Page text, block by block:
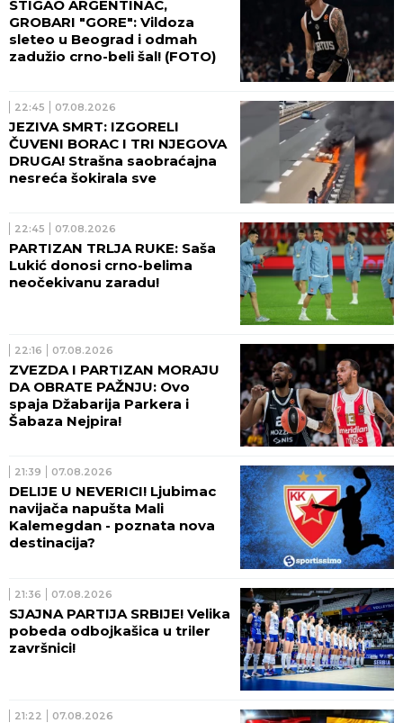
STIGAO ARGENTINAC,
GROBARI "GORE": Vildoza
sleteo u Beograd i odmah
zadužio crno-beli šal! (FOTO)
22:45 07.08.2026
JEZIVA SMRT: IZGORELI
ČUVENI BORAC I TRI NJEGOVA
DRUGA! Strašna saobraćajna
nesreća šokirala sve
22:45 07.08.2026
PARTIZAN TRLJA RUKE: Saša
Lukić donosi crno-belima
neočekivanu zaradu!
22:16 07.08.2026
ZVEZDA I PARTIZAN MORAJU
DA OBRATE PAŽNJU: Ovo
spaja Džabarija Parkera i
Šabaza Nejpira!
21:39 07.08.2026
DELIJE U NEVERICI! Ljubimac
navijača napušta Mali
Kalemegdan - poznata nova
destinacija?
21:36 07.08.2026
SJAJNA PARTIJA SRBIJE! Velika
pobeda odbojkašica u triler
završnici!
21:22 07.08.2026